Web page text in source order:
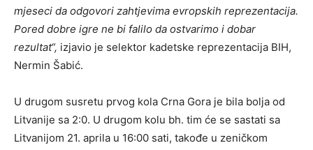
mjeseci da odgovori zahtjevima evropskih reprezentacija.
Pored dobre igre ne bi falilo da ostvarimo i dobar
rezultat“, izjavio je selektor kadetske reprezentacija BIH,
Nermin Šabić.
U drugom susretu prvog kola Crna Gora je bila bolja od
Litvanije sa 2:0. U drugom kolu bh. tim će se sastati sa
Litvanijom 21. aprila u 16:00 sati, takođe u zeničkom